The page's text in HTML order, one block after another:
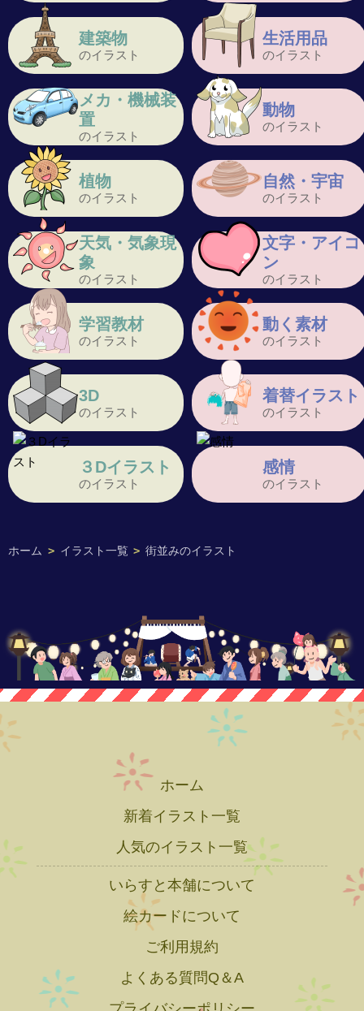
ホーム > イラスト一覧 > 街並みのイラスト
建築物
のイラスト
生活用品
のイラスト
メカ・機械装
置
のイラスト
動物
のイラスト
植物
のイラスト
自然・宇宙
のイラスト
天気・気象現
象
のイラスト
文字・アイコ
ン
のイラスト
学習教材
のイラスト
動く素材
のイラスト
3D
のイラスト
着替イラスト
のイラスト
３Dイラスト
のイラスト
感情
のイラスト
ホーム
新着イラスト一覧
人気のイラスト一覧
いらすと本舗について
絵カードについて
ご利用規約
よくある質問Q＆A